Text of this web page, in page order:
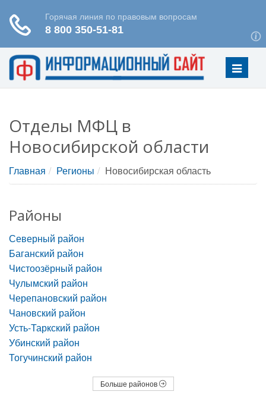
Меню
Отделы МФЦ в
Новосибирской области
Главная Регионы Новосибирская область
Районы
Северный район
Баганский район
Чистоозёрный район
Чулымский район
Черепановский район
Чановский район
Усть-Таркский район
Убинский район
Тогучинский район
Больше районов